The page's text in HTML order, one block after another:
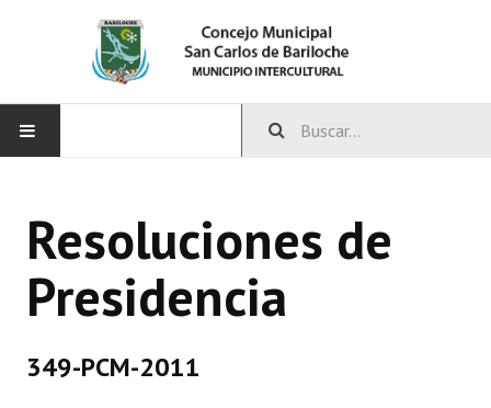
CONCEJO
Bloques Políticos
Comisiones Permanentes
Resoluciones de
Presidencia
349-PCM-2011